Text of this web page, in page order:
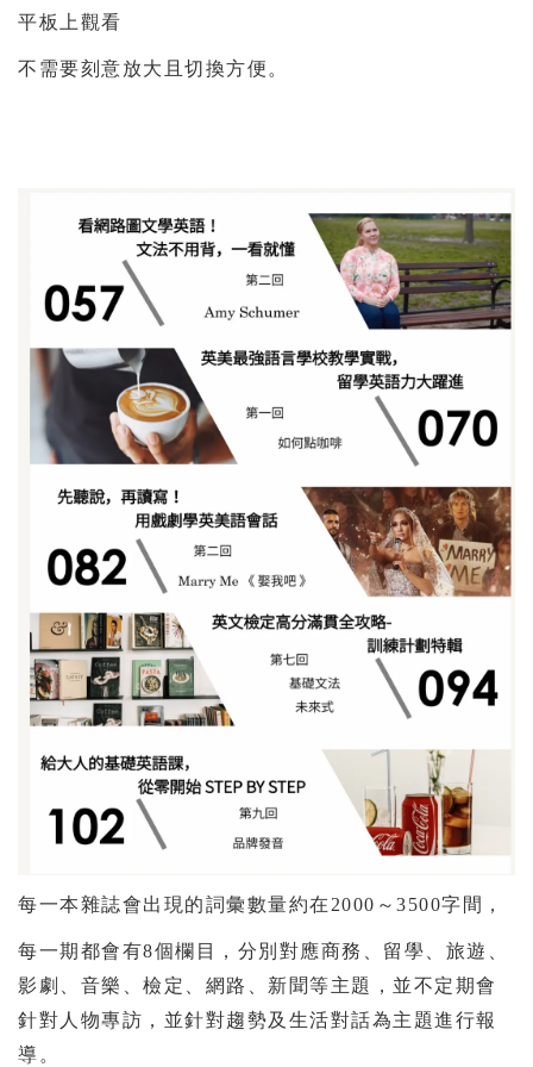
平板上觀看
不需要刻意放大且切換方便。
每一本雜誌會出現的詞彙數量約在2000～3500字間，
每一期都會有8個欄目，分別對應商務、留學、旅遊、
影劇、音樂、檢定、網路、新聞等主題，並不定期會
針對人物專訪，並針對趨勢及生活對話為主題進行報
導。